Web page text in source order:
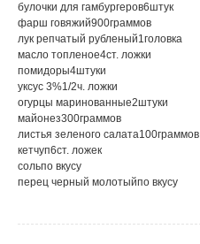
булочки для гамбургеров6штук
фарш говяжий900граммов
лук репчатый рубленый1головка
масло топленое4ст. ложки
помидоры4штуки
уксус 3%1/2ч. ложки
огурцы маринованные2штуки
майонез300граммов
листья зеленого салата100граммов
кетчуп6ст. ложек
сольпо вкусу
перец черный молотыйпо вкусу